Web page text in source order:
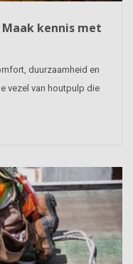
kennis met
duurzaamheid en
vezel van houtpulp die